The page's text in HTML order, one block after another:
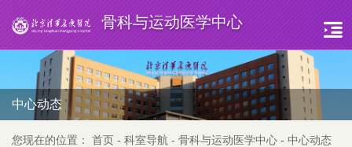
骨科与运动医学中心
中心动态
您现在的位置： 首页 - 科室导航 - 骨科与运动医学中心 - 中心动态